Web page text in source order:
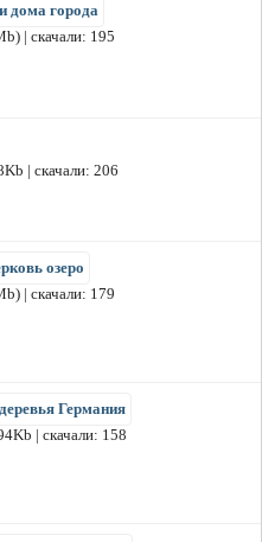
дома города
| скачали: 195
| скачали: 206
озеро
| скачали: 179
Германия
| скачали: 158